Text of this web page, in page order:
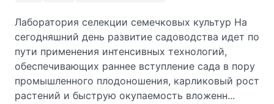
Лаборатория селекции семечковых культур На
сегодняшний день развитие садоводства идет по
пути применения интенсивных технологий,
обеспечивающих раннее вступление сада в пору
промышленного плодоношения, карликовый рост
растений и быструю окупаемость вложенн...